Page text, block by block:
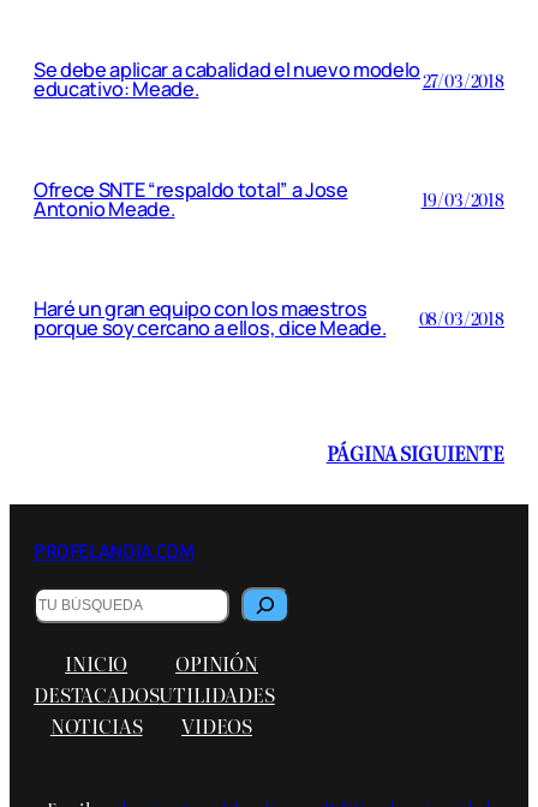
Se debe aplicar a cabalidad el nuevo modelo
educativo: Meade. 27/03/2018
Ofrece SNTE “respaldo total” a Jose
Antonio Meade. 19/03/2018
Haré un gran equipo con los maestros
porque soy cercano a ellos, dice Meade. 08/03/2018
PÁGINA SIGUIENTE
PROFELANDIA.COM
Buscar
INICIO
DESTACADOS
NOTICIAS
OPINIÓN
UTILIDADES
VIDEOS